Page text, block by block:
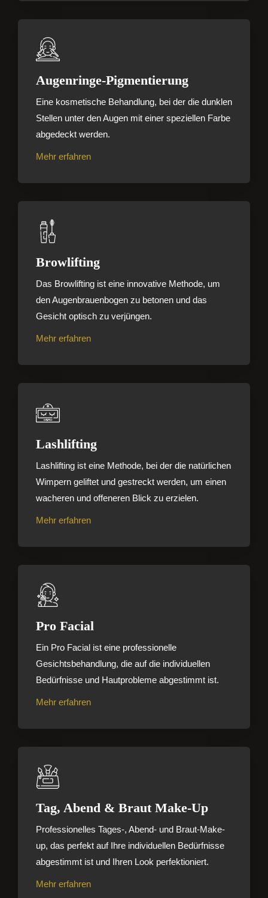
Augenringe-Pigmentierung
Eine kosmetische Behandlung, bei der die dunklen
Stellen unter den Augen mit einer speziellen Farbe
abgedeckt werden.
Mehr erfahren
Browlifting
Das Browlifting ist eine innovative Methode, um
den Augenbrauenbogen zu betonen und das
Gesicht optisch zu verjüngen.
Mehr erfahren
Lashlifting
Lashlifting ist eine Methode, bei der die natürlichen
Wimpern geliftet und gestreckt werden, um einen
wacheren und offeneren Blick zu erzielen.
Mehr erfahren
Pro Facial
Ein Pro Facial ist eine professionelle
Gesichtsbehandlung, die auf die individuellen
Bedürfnisse und Hautprobleme abgestimmt ist.
Mehr erfahren
Tag, Abend & Braut Make-Up
Professionelles Tages-, Abend- und Braut-Make-
up, das perfekt auf Ihre individuellen Bedürfnisse
abgestimmt ist und Ihren Look perfektioniert.
Mehr erfahren